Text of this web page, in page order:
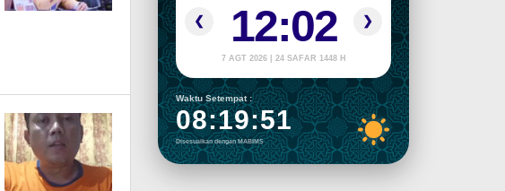
❮ 12:02
7 AGT 2026 | 24 SAFAR 1448 H
❯
Waktu Setempat :
08:19:51
Disesuaikan dengan MABIMS